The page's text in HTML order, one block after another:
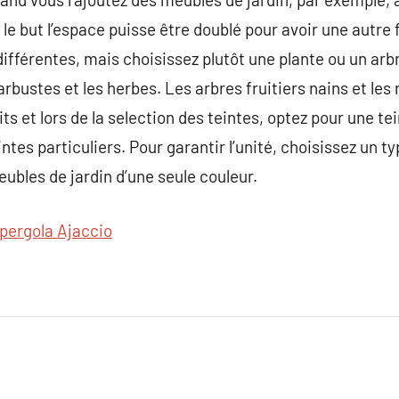
but l’espace puisse être doublé pour avoir une autre
mais choisissez plutôt une plante ou un
et les herbes. Les arbres fruitiers nains et
et lors de la selection des teintes, optez pour une
particuliers. Pour garantir l’unité, choisissez un
de jardin d’une seule couleur.
pergola Ajaccio